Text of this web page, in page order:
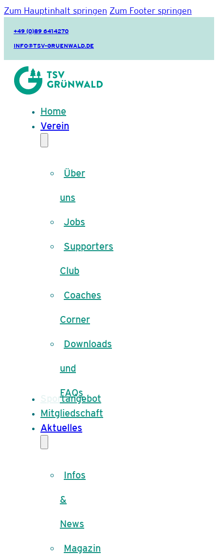
Zum Hauptinhalt springen Zum Footer springen
+49 (0)89 6414270
INFO@TSV-GRUENWALD.DE
Home
Verein
Über
uns
Jobs
Supporters
Club
Coaches
Corner
Downloads
und
FAQs
Sportangebot
Mitgliedschaft
Aktuelles
Infos
&
News
Magazin